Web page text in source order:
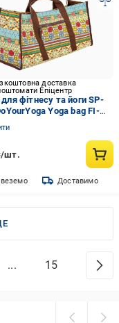
доставка
Епіцентр
фітнесу та йоги SP-
Yoga bag FI-
Блакитний
шт.
Доставимо
... 15